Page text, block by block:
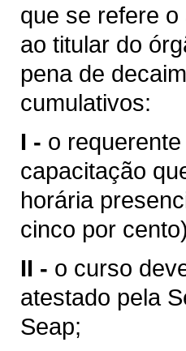
que se refere
ao titular do
pena de
cumulativos:
I - o
capacitação
horária
cinco por
II - o curso
atestado pela
Seap;